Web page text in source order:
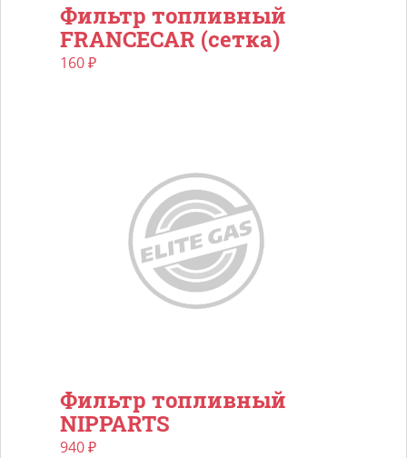
Фильтр топливный
FRANCECAR (сетка)
160₽
Фильтр топливный
NIPPARTS
940₽